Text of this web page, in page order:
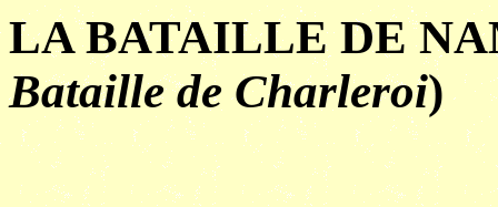
LA BATAILLE DE
Bataille de Charleroi)